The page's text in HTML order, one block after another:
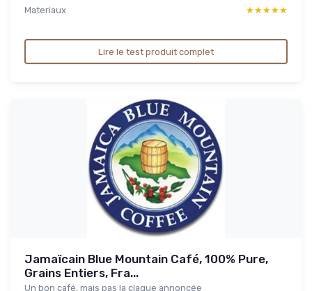
Materiaux
★★★★★
★★★★★
Lire le test produit complet
Jamaïcain Blue Mountain Café, 100% Pure,
Grains Entiers, Fra...
Un bon café, mais pas la claque annoncée